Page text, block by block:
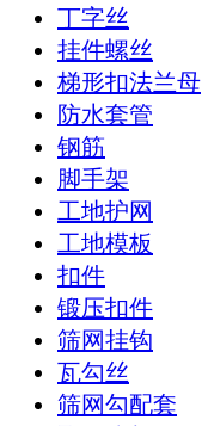
丁字丝
挂件螺丝
梯形扣法兰母
防水套管
钢筋
脚手架
工地护网
工地模板
扣件
锻压扣件
筛网挂钩
瓦勾丝
筛网勾配套